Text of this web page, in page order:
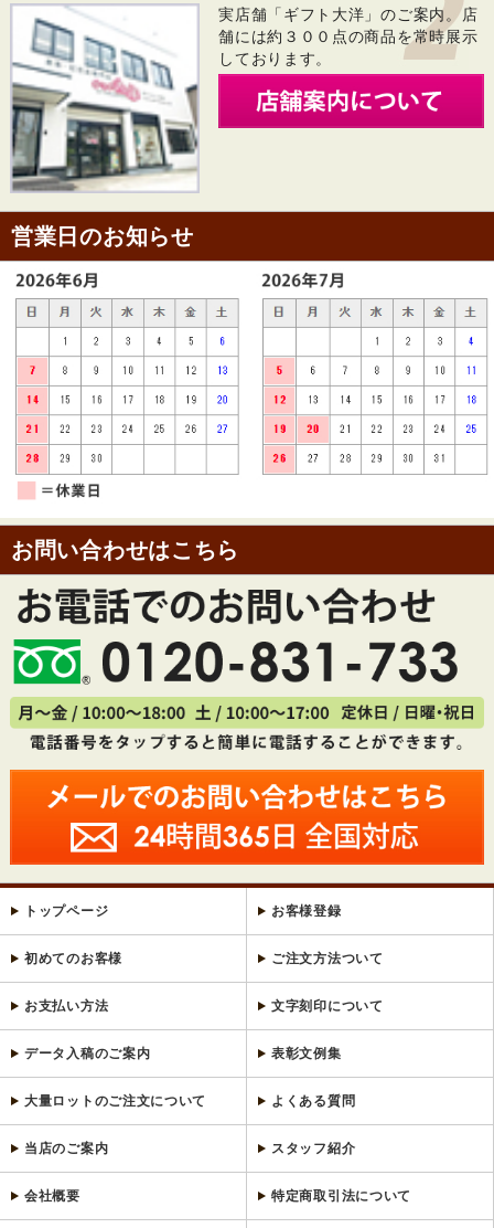
実店舗「ギフト大洋」のご案内。店
舗には約３００点の商品を常時展示
しております。
営業日のお知らせ
お問い合わせはこちら
トップページ お客様登録
初めてのお客様 ご注文方法ついて
お支払い方法 文字刻印について
データ入稿のご案内 表彰文例集
大量ロットのご注文について よくある質問
当店のご案内 スタッフ紹介
会社概要 特定商取引法について